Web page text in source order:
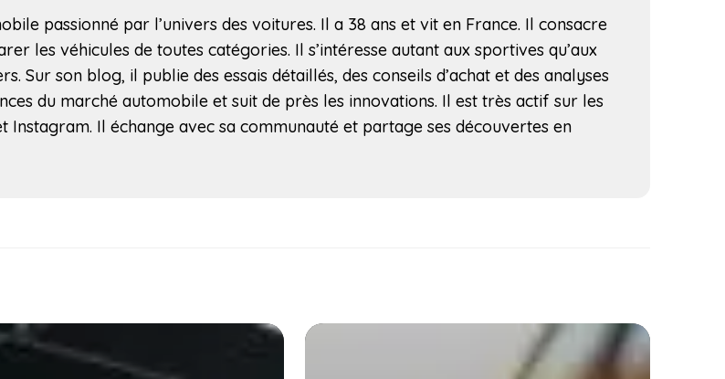
passionné par l’univers des voitures. Il a 38 ans et vit en France. Il consacre
les véhicules de toutes catégories. Il s’intéresse autant aux sportives qu’aux
Sur son blog, il publie des essais détaillés, des conseils d’achat et des analyses
du marché automobile et suit de près les innovations. Il est très actif sur les
Instagram. Il échange avec sa communauté et partage ses découvertes en